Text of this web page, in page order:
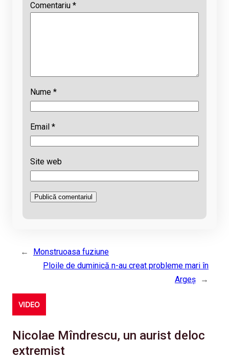
Comentariu *
Nume *
Email *
Site web
←
Monstruoasa fuziune
Ploile de duminică n-au creat probleme mari în
Argeș
→
VIDEO
Nicolae Mîndrescu, un aurist deloc
extremist